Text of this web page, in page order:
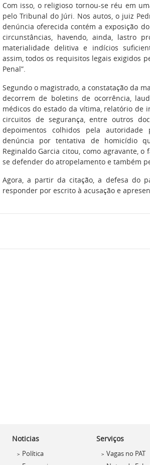
Com isso, o religioso tornou-se réu em
pelo Tribunal do Júri. Nos autos, o juiz
denúncia oferecida contém a exposição
circunstâncias, havendo, ainda, lastro
materialidade delitiva e indícios
assim, todos os requisitos legais exigidos
Penal”.
Segundo o magistrado, a constatação da
decorrem de boletins de ocorrência,
médicos do estado da vítima, relatório de
circuitos de segurança, entre outros
depoimentos colhidos pela
denúncia por tentativa de homicídio
Reginaldo Garcia citou, como agravante,
se defender do atropelamento e também
Agora, a partir da citação, a defesa do
responder por escrito à acusação e
Noticias
> Política
Serviços
> Vagas no PAT